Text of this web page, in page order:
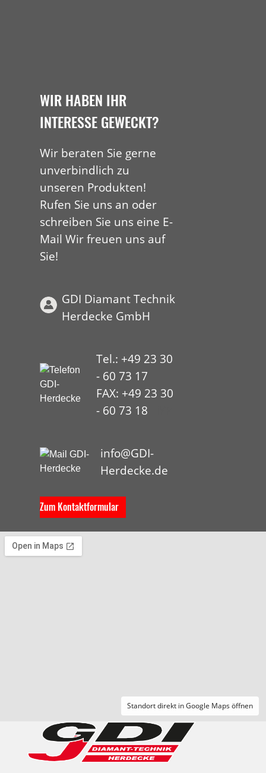
WIR HABEN IHR
INTERESSE GEWECKT?
Wir beraten Sie gerne
unverbindlich zu
unseren Produkten!
Rufen Sie uns an oder
schreiben Sie uns eine E-
Mail Wir freuen uns auf
Sie!
GDI Diamant Technik
Herdecke GmbH
Tel.: +49 23 30
- 60 73 17
FAX: +49 23 30
- 60 73 18
info@GDI-
Herdecke.de
Zum Kontaktformular
Standort direkt in Google Maps öffnen